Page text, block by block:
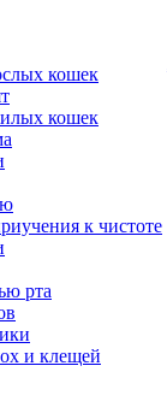
кошек
кошек
к чистоте
рта
и клещей